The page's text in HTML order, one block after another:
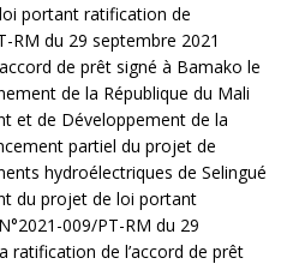
portant ratification de
RM du 29 septembre 2021
de prêt signé à Bamako le
de la République du Mali
et de Développement de la
partiel du projet de
hydroélectriques de Selingué
du projet de loi portant
009/PT-RM du 29
ratification de l’accord de prêt